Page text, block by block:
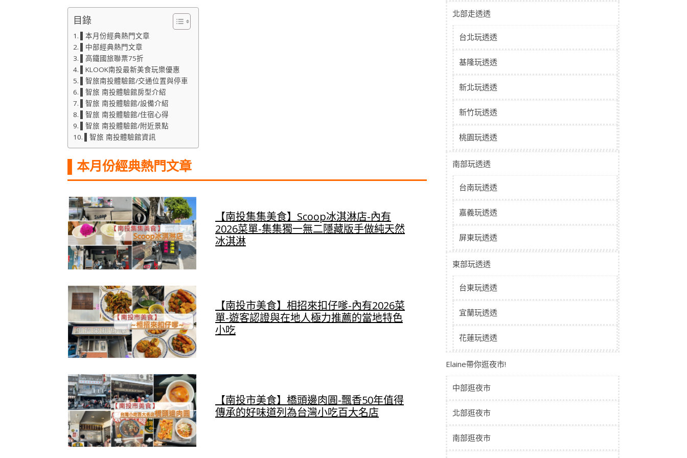
目錄
▌本月份經典熱門文章
▌中部經典熱門文章
▌高鐵國旅聯票75折
▌KLOOK南投最新美食玩樂優惠
▌智旅南投體驗館/交通位置與停車
▌智旅 南投體驗館房型介紹
▌智旅 南投體驗館/設備介紹
▌智旅 南投體驗館/住宿心得
▌智旅 南投體驗館/附近景點
▌智旅 南投體驗館資訊
▌本月份經典熱門文章
【南投集集美食】Scoop冰淇淋店-內有
2026菜單-集集獨一無二隱藏版手做純天然
冰淇淋
【南投市美食】相招來扣仔嗲-內有2026菜
單-遊客認證與在地人極力推薦的當地特色
小吃
【南投市美食】橋頭邊肉圓-飄香50年值得
傳承的好味道列為台灣小吃百大名店
北部走透透
台北玩透透
基隆玩透透
新北玩透透
新竹玩透透
桃園玩透透
南部玩透透
台南玩透透
嘉義玩透透
屏東玩透透
東部玩透透
台東玩透透
宜蘭玩透透
花蓮玩透透
Elaine帶你逛夜市!
中部逛夜市
北部逛夜市
南部逛夜市